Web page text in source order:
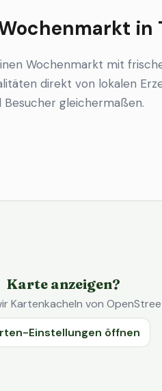
in
Wochenmarkt mit
direkt von lokalen
Besucher gleichermaßen.
Karte anzeigen?
Kartenkacheln von
Einstellungen öffnen